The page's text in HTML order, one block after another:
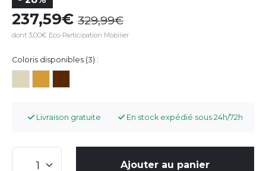
237,59 329,99
dont 3,00€ Eco-Participation Mobilier
Coloris disponibles (3) :
Livraison gratuite En stock expédié sous 24h/72h
Ajouter au panier